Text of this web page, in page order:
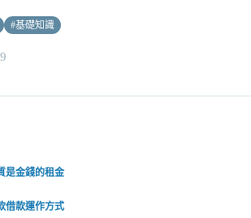
#基礎知識
是金錢的租金
借款運作方式